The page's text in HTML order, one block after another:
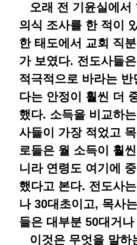
오래 전 기윤실에서
의식 조사를 한 적이
한 태도에서 교회 직
가 보였다. 전도사들
적극적으로 바라는
다는 안정이 훨씬 더
했다. 소득을 비교하
사들이 가장 적었고
로들은 월 소득이 훨
니라 연령도 여기에
했다고 본다. 전도사
나 30대초이고, 목사
들은 대부분 50대거
이것은 무엇을 말하